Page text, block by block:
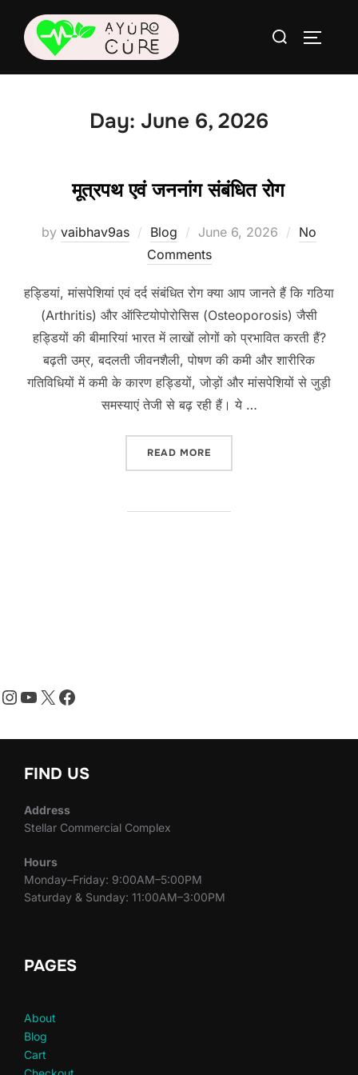
content
Search
Day: June 6, 2026
मूत्रपथ एवं जननांग संबंधित रोग
by vaibhav9as Blog
Posted
on
June 6, 2026
No
Comments
हड्डियां, मांसपेशियां एवं दर्द संबंधित रोग क्या आप जानते हैं कि गठिया
(Arthritis) और ऑस्टियोपोरोसिस (Osteoporosis) जैसी
हड्डियों की बीमारियां भारत में लाखों लोगों को प्रभावित करती हैं?
बढ़ती उम्र, बदलती जीवनशैली, पोषण की कमी और शारीरिक
गतिविधियों में कमी के कारण हड्डियों, जोड़ों और मांसपेशियों से जुड़ी
समस्याएं तेजी से बढ़ रही हैं। ये …
READ MORE
Instagram
YouTube
X Facebook
FIND US
Address
Stellar Commercial Complex
Hours
Monday–Friday: 9:00AM–5:00PM
Saturday & Sunday: 11:00AM–3:00PM
PAGES
About
Blog
Cart